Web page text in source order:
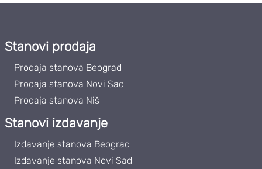
Stanovi prodaja
Prodaja stanova Beograd
Prodaja stanova Novi Sad
Prodaja stanova Niš
Stanovi izdavanje
Izdavanje stanova Beograd
Izdavanje stanova Novi Sad